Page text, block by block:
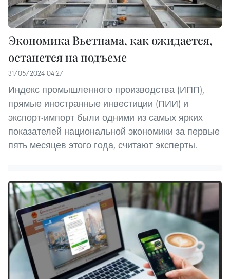
Экономика Вьетнама, как ожидается,
останется на подъеме
31/05/2024 04:27
Индекс промышленного производства (ИПП),
прямые иностранные инвестиции (ПИИ) и
экспорт-импорт были одними из самых ярких
показателей национальной экономики за первые
пять месяцев этого года, считают эксперты.